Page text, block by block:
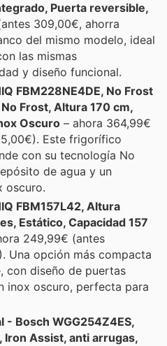
Puerta reversible,
309,00€, ahorra
del mismo modelo, ideal
las mismas
y diseño funcional.
FBM228NE4DE, No Frost
Frost, Altura 170 cm,
Oscuro – ahora 364,99€
Este frigorífico
con su tecnología No
de agua y un
oscuro.
FBM157L42, Altura
Estático, Capacidad 157
249,99€ (antes
Una opción más compacta
con diseño de puertas
inox oscuro, perfecta para
- Bosch WGG254Z4ES,
Iron Assist, anti arrugas,